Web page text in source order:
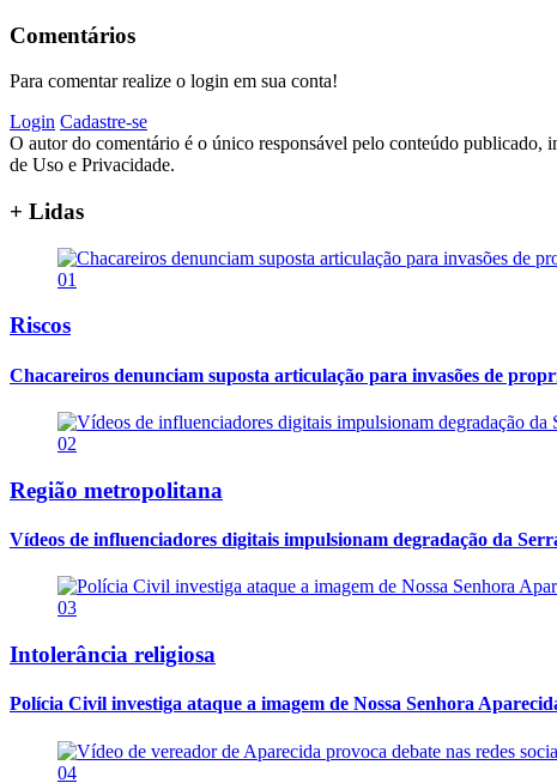
Comentários
Para comentar realize o login em sua conta!
Login Cadastre-se
O autor do comentário é o único responsável pelo conteúdo publicado,
de Uso e Privacidade.
+ Lidas
01
Riscos
Chacareiros denunciam suposta articulação para invasões de
02
Região metropolitana
Vídeos de influenciadores digitais impulsionam degradação da
03
Intolerância religiosa
Polícia Civil investiga ataque a imagem de Nossa Senhora
04